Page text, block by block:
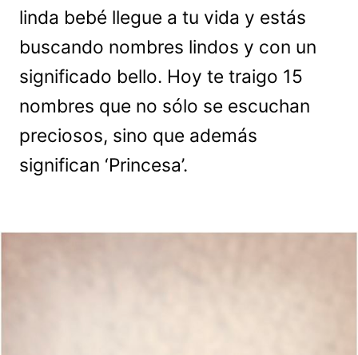
linda bebé llegue a tu vida y estás
buscando nombres lindos y con un
significado bello. Hoy te traigo 15
nombres que no sólo se escuchan
preciosos, sino que además
significan ‘Princesa’.